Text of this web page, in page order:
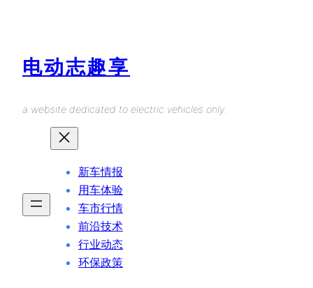
电动志趣享
a website dedicated to electric vehicles only.
新车情报
用车体验
车市行情
前沿技术
行业动态
环保政策